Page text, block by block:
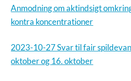
Anmodning om aktindsigt
kontra koncentrationer
2023-10-27 Svar til fair
oktober og 16. oktober